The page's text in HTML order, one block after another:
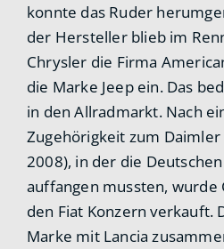
konnte das Ruder
der Hersteller blieb im
Chrysler die Firma
die Marke Jeep ein. Das
in den Allradmarkt. Nach
Zugehörigkeit zum Daimler
2008), in der die
auffangen mussten, wurde
den Fiat Konzern verkauft.
Marke mit Lancia